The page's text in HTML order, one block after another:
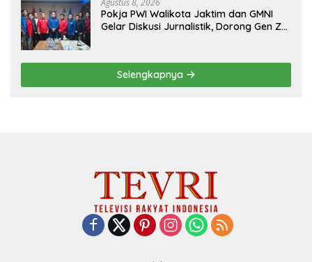
Agustus 8, 2026
Pokja PWI Walikota Jaktim dan GMNI
Gelar Diskusi Jurnalistik, Dorong Gen Z
Selengkapnya